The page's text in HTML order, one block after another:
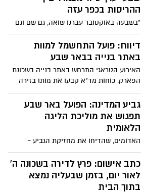
ההריסות בכפר עזה
"בשבעה באוקטובר עברנו שואה, גם שם וגם
כאן יהודים נרצחו": איש התקשורת הבאר
שבעי שאיבד את בתו בטבח בכפר עזה ערך
סיור ייחודי לחברי עמותת 'יחדיו'
דיווח: פועל התחשמל למוות
באתר בנייה בבאר שבע
האירוע הטראגי התרחש באתר בנייה בשכונת
הפארק, כוחות מד"א קבעו את מותו בזירה
גביע המדינה: הפועל באר שבע
תפגוש את מוליכת הליגה
הלאומית
האדומים, שהדיחו את מחזיקת הגביע -
תפגוש בשלב שמינית הגמר את עירוני טבריה,
מוליכת הטבלה בליגה הלאומית שתגיע
להתארח באצטדיון טרנר
כתב אישום: פרץ לדירה בשכונה ה'
לאור יום, בזמן שבעליה נמצא
בתוך הבית